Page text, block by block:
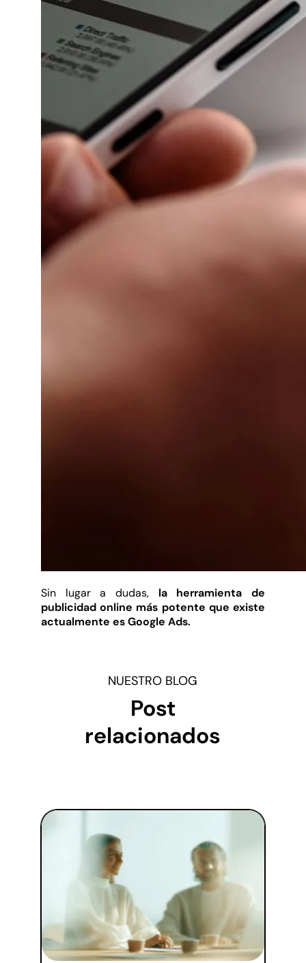
Sin lugar a dudas, la herramienta de
publicidad online más potente que existe
actualmente es Google Ads.
NUESTRO BLOG
Post
relacionados